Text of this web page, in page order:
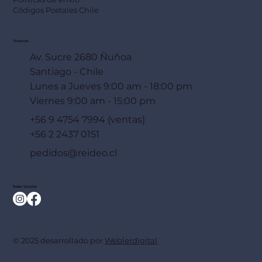
Códigos Postales Chile
Dirección
Av. Sucre 2680 Ñuñoa
Santiago - Chile
Lunes a Jueves 9:00 am - 18:00 pm
Viernes 9:00 am - 15:00 pm
+56 9 4754 7994 (ventas)
+56 2 2437 0151
pedidos@reideo.cl
Redes Sociales
© 2025 desarrollado por Weblerdigital